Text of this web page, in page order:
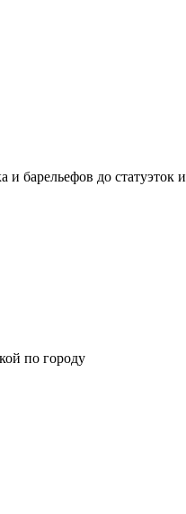
барельефов до статуэток
по городу